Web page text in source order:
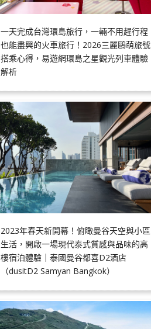
一天完成台灣環島旅行，一輛不用趕行程
也能盡興的火車旅行！2026三麗鷗萌旅號
搭乘心得，易遊網環島之星觀光列車體驗
解析
2023年春天新開幕！俯瞰曼谷天空與小區
生活，開啟一場現代泰式質感與品味的高
樓宿泊體驗｜泰國曼谷都喜D2酒店
（dusitD2 Samyan Bangkok）